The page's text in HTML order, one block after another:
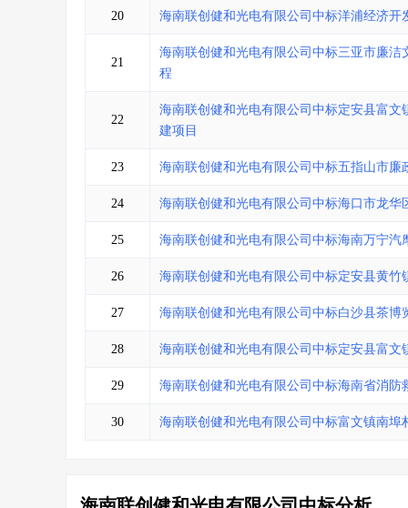
20 海南联创健和光电有限公司中标洋浦经济开
21
海南联创健和光电有限公司中标三亚市廉
程
22
海南联创健和光电有限公司中标定安县富
建项目
23 海南联创健和光电有限公司中标五指山市廉
24 海南联创健和光电有限公司中标海口市龙
25 海南联创健和光电有限公司中标海南万宁汽
26 海南联创健和光电有限公司中标定安县黄
27 海南联创健和光电有限公司中标白沙县茶博
28 海南联创健和光电有限公司中标定安县富
29 海南联创健和光电有限公司中标海南省消防
30 海南联创健和光电有限公司中标富文镇南